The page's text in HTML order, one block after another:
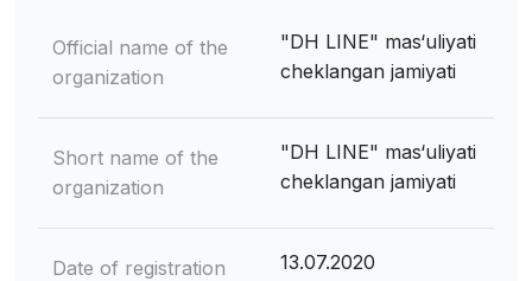
Official name of the
organization
"DH LINE" mas‘uliyati
cheklangan jamiyati
Short name of the
organization
"DH LINE" mas‘uliyati
cheklangan jamiyati
Date of registration 13.07.2020